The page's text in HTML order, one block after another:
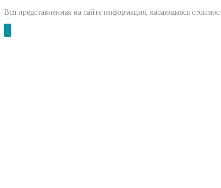
Вся представленная на сайте информация, касающаяся